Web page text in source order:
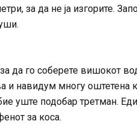
за да не ја изгорите.
да го соберете вишокот
и навидум многу оштетена
уште подобар третман.
за коса.